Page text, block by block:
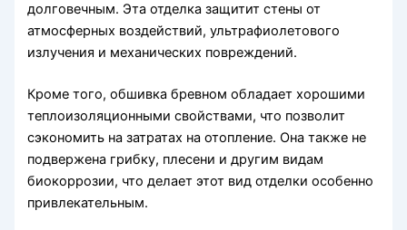
долговечным. Эта отделка защитит стены от
атмосферных воздействий, ультрафиолетового
излучения и механических повреждений.
Кроме того, обшивка бревном обладает хорошими
теплоизоляционными свойствами, что позволит
сэкономить на затратах на отопление. Она также не
подвержена грибку, плесени и другим видам
биокоррозии, что делает этот вид отделки особенно
привлекательным.